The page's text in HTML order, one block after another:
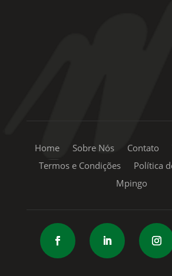
Home Sobre Nós Contato
Termos e Condições
Política
Mpingo